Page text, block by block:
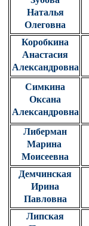
Наталья
Олеговна
Коробкина
Анастасия
Александровна
Симкина
Оксана
Александровна
Либерман
Марина
Моисеевна
Демчинская
Ирина
Павловна
Липская